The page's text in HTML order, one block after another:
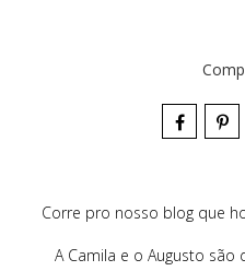
Corre pro nosso blog que
A Camila e o Augusto